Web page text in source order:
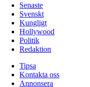
Senaste
Svenskt
Kungligt
Hollywood
Politik
Redaktion
Tipsa
Kontakta oss
Annonsera